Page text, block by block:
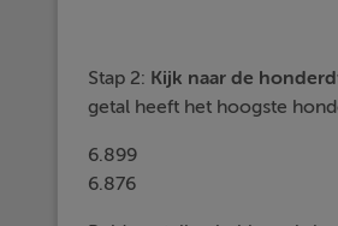
Stap 2: Kijk naar de
getal heeft het hoogste
6.899
6.876